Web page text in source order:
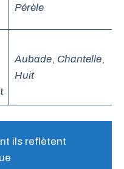
Pérèle
Aubade, Chantelle,
Huit
ils reflètent